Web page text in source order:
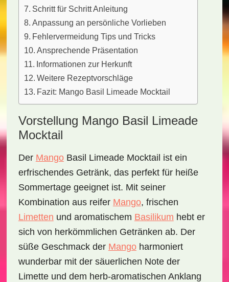
Schritt für Schritt Anleitung
Anpassung an persönliche Vorlieben
Fehlervermeidung Tips und Tricks
Ansprechende Präsentation
Informationen zur Herkunft
Weitere Rezeptvorschläge
Fazit: Mango Basil Limeade Mocktail
Vorstellung Mango Basil Limeade
Mocktail
Der MangoBasil Limeade Mocktail ist ein
erfrischendes Getränk, das perfekt für heiße
Sommertage geeignet ist. Mit seiner
Kombination aus reifer Mango, frischen
Limetten und aromatischem Basilikum hebt er
sich von herkömmlichen Getränken ab. Der
süße Geschmack der Mangoharmoniert
wunderbar mit der säuerlichen Note der
Limette und dem herb-aromatischen Anklang